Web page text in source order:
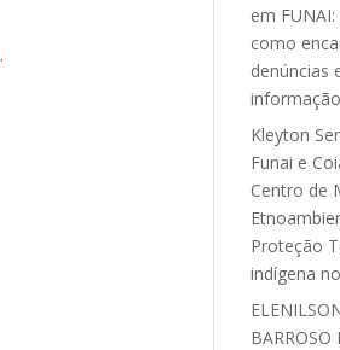
.
em
como
denúncias
Kleyton
Funai e
Centro de
Proteção
indígena
BARROSO